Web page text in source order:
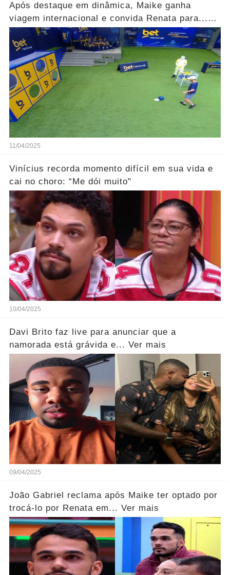
Após destaque em dinâmica, Maike ganha
viagem internacional e convida Renata para...
Ver mais
11/04/2025
Vinícius recorda momento difícil em sua vida e
cai no choro: “Me dói muito"
10/04/2025
Davi Brito faz live para anunciar que a
namorada está grávida e... Ver mais
09/04/2025
João Gabriel reclama após Maike ter optado por
trocá-lo por Renata em... Ver mais